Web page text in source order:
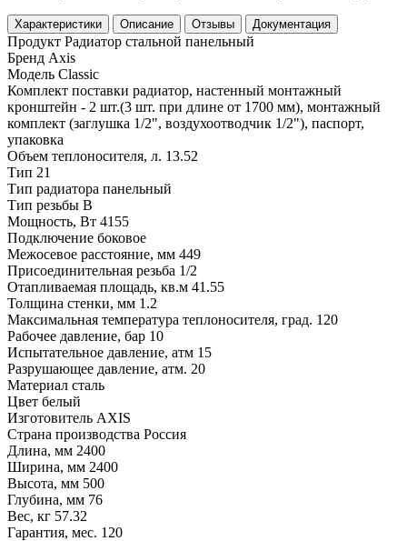
Характеристики Описание Отзывы Документация
Продукт Радиатор стальной панельный
Бренд Axis
Модель Classic
Комплект поставки радиатор, настенный монтажный
кронштейн - 2 шт.(3 шт. при длине от 1700 мм), монтажный
комплект (заглушка 1/2", воздухоотводчик 1/2"), паспорт,
упаковка
Объем теплоносителя, л. 13.52
Тип 21
Тип радиатора панельный
Тип резьбы В
Мощность, Вт 4155
Подключение боковое
Межосевое расстояние, мм 449
Присоединительная резьба 1/2
Отапливаемая площадь, кв.м 41.55
Толщина стенки, мм 1.2
Максимальная температура теплоносителя, град. 120
Рабочее давление, бар 10
Испытательное давление, атм 15
Разрушающее давление, атм. 20
Материал сталь
Цвет белый
Изготовитель AXIS
Страна производства Россия
Длина, мм 2400
Ширина, мм 2400
Высота, мм 500
Глубина, мм 76
Вес, кг 57.32
Гарантия, мес. 120